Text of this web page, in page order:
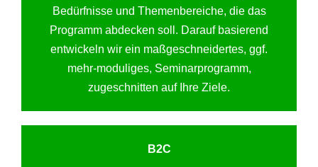
Bedürfnisse und Themenbereiche, die das
Programm abdecken soll. Darauf basierend
entwickeln wir ein maßgeschneidertes, ggf.
mehr-moduliges, Seminarprogramm,
zugeschnitten auf Ihre Ziele.
B2C